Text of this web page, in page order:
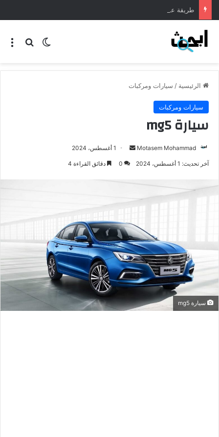
طريقة عمل المنسف الاردني
الرئيسية / سيارات ومركبات
سيارات ومركبات
سيارة mg5
Motasem Mohammad 1 أغسطس، 2024
آخر تحديث: 1 أغسطس، 2024 0 دقائق القراءة 4
سيارة mg5